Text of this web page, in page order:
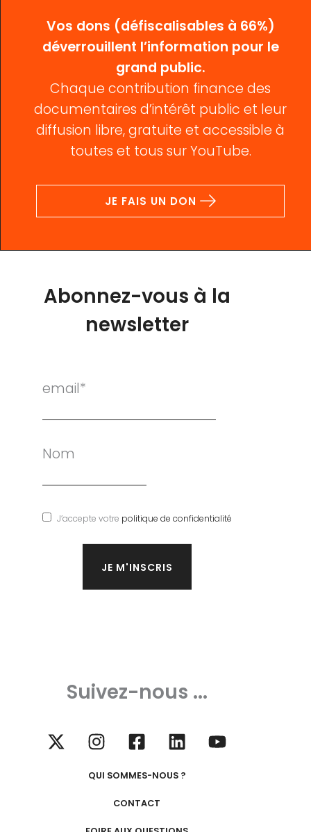
Vos dons (défiscalisables à 66%)
déverrouillent l’information pour le
grand public.
Chaque contribution finance des
documentaires d’intérêt public et leur
diffusion libre, gratuite et accessible à
toutes et tous sur YouTube.
JE FAIS UN DON
Abonnez-vous à la
newsletter
email*
Nom
J’accepte votre politique de confidentialité
Suivez-nous ...
QUI SOMMES-NOUS ?
CONTACT